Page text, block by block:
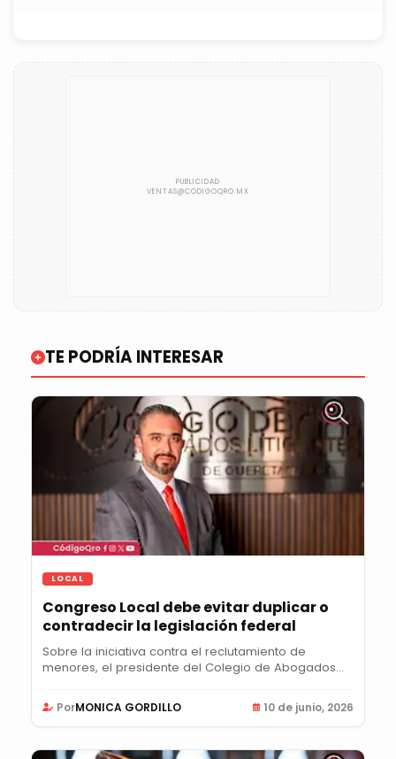
TE PODRÍA INTERESAR
LOCAL
Congreso Local debe evitar duplicar o
contradecir la legislación federal
Sobre la iniciativa contra el reclutamiento de
menores, el presidente del Colegio de Abogados...
PorMONICA GORDILLO 10 de junio, 2026